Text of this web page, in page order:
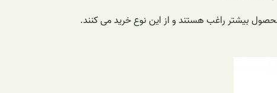
بیشتر راغب هستند و از این نوع خرید می کنند.